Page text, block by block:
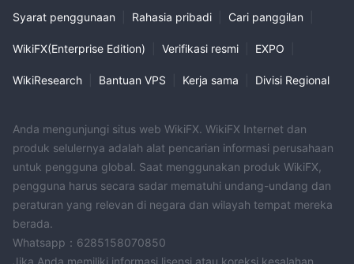
Syarat penggunaan Rahasia pribadi Cari panggilan
WikiFX(Enterprise Edition) Verifikasi resmi EXPO
WikiResearch Bantuan VPS Kerja sama Divisi Regional
Anda mengunjungi situs web WikiFX. WikiFX Internet dan
produk selulernya adalah alat pencarian informasi perusahaan
untuk pengguna global. Saat menggunakan produk WikiFX,
pengguna harus secara sadar mematuhi undang-undang dan
peraturan yang relevan di negara dan wilayah tempat mereka
berada.
Whatsapp：6285158070850
Jika Anda memiliki informasi lisensi atau koreksi kesalahan